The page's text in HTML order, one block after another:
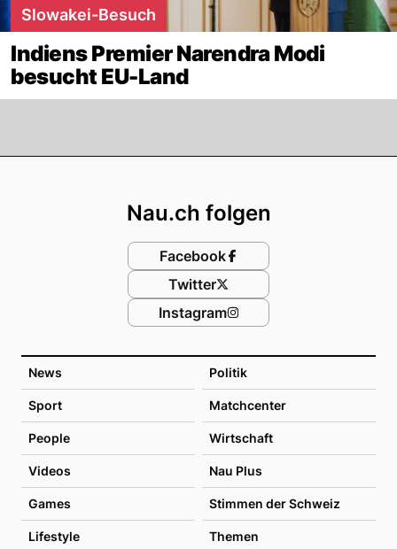
Slowakei-Besuch
Indiens Premier Narendra Modi
besucht EU-Land
News Politik
Sport Matchcenter
People Wirtschaft
Videos Nau Plus
Games Stimmen der Schweiz
Lifestyle Themen
Nau.ch folgen
Facebook
Twitter
Instagram